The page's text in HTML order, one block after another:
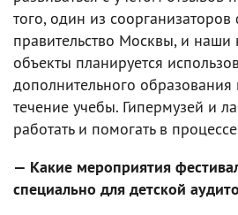
того, один из
правительство Москвы, и наши
объекты планируется
дополнительного
течение учебы. Гипермузей и
работать и помогать в
— Какие мероприятия
специально для детской